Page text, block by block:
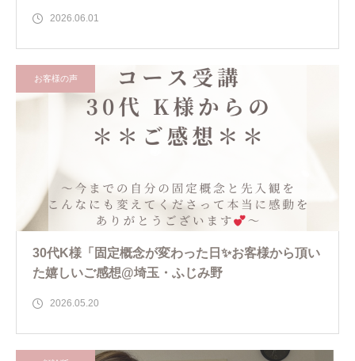
2026.06.01
お客様の声
30代K様「固定概念が変わった日✨お客様から頂い
た嬉しいご感想@埼玉・ふじみ野
2026.05.20